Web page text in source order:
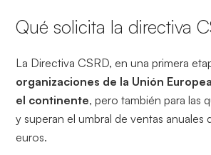
Qué solicita la directiva
La Directiva CSRD, en una primera
organizaciones de la Unión
el continente, pero también para las
y superan el umbral de ventas anuales
euros.